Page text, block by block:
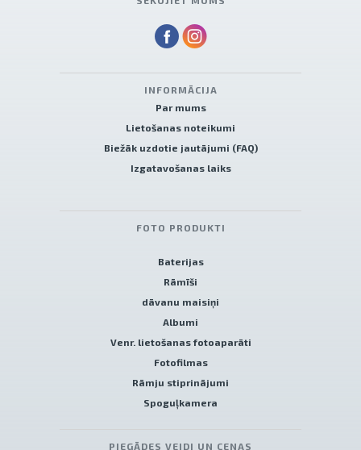
INFORMĀCIJA
Par mums
Lietošanas noteikumi
Biežāk uzdotie jautājumi (FAQ)
Izgatavošanas laiks
FOTO PRODUKTI
Baterijas
Rāmīši
dāvanu maisiņi
Albumi
Venr. lietošanas fotoaparāti
Fotofilmas
Rāmju stiprinājumi
Spoguļkamera
PIEGĀDES VEIDI UN CENAS